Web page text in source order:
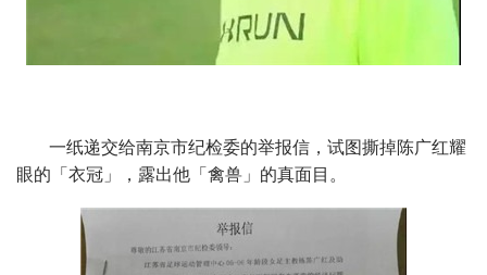
一纸递交给南京市纪检委的举报信，试图撕掉陈广红耀
眼的「衣冠」，露出他「禽兽」的真面目。